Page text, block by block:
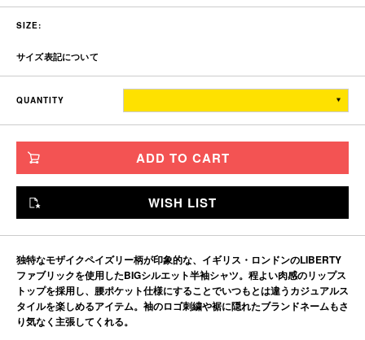
SIZE:
サイズ表記について
着丈 身幅 肩幅
袖丈
77 69.9 56
27
SKINNY
80 73.9 60
28
FAT
83 77.9
JUMBO
86 81.9 68 30
QUANTITY
ADD TO CART
WISH LIST
独特なモザイクペイズリー柄が印象的な、イギリス・ロンドンのLIBERTY
ファブリックを使用したBIGシルエット半袖シャツ。程よい肉感のリップス
トップを採用し、腰ポケット仕様にすることでいつもとは違うカジュアルス
タイルを楽しめるアイテム。袖のロゴ刺繍や裾に隠れたブランドネームもさ
り気なく主張してくれる。